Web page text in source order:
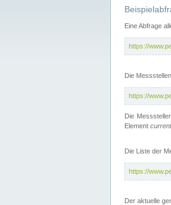
Eine Abfrage
https://
Die
https://
Die
Element
Die Liste der
https://
Der aktuelle